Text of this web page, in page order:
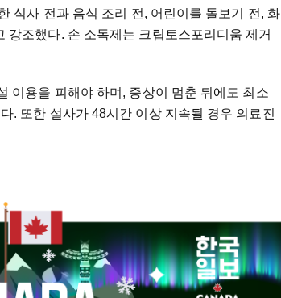
식사 전과 음식 조리 전, 어린이를 돌보기 전, 화
조했다. 손 소독제는 크립토스포리디움 제거
이용을 피해야 하며, 증상이 멈춘 뒤에도 최소
. 또한 설사가 48시간 이상 지속될 경우 의료진